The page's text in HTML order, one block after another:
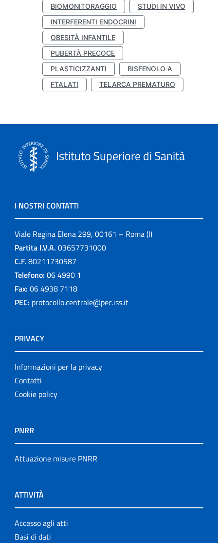
BIOMONITORAGGIO
STUDI IN VIVO
INTERFERENTI ENDOCRINI
OBESITÀ INFANTILE
PUBERTÀ PRECOCE
PLASTICIZZANTI
BISFENOLO A
FTALATI
TELARCA PREMATURO
Istituto Superiore di Sanità
I NOSTRI CONTATTI
Viale Regina Elena 299, 00161 – Roma (I)
Partita I.V.A. 03657731000
C.F. 80211730587
Telefono: 06 4990 1
Fax: 06 4938 7118
PEC: protocollo.centrale@pec.iss.it
PRIVACY
Informazioni per la privacy
Contatti
Cookie policy
PNRR
Attuazione misure PNRR
ATTIVITÀ
Accesso agli atti
Basi di dati